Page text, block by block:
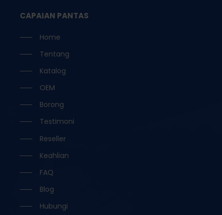
CAPAIAN PANTAS
Home
Tentang
Katalog
OEM
Borong
Testimoni
Reseller
Keahlian
FAQ
Blog
Hubungi